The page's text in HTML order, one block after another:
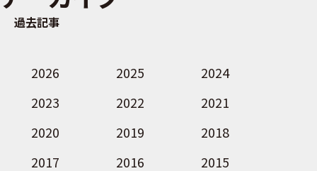
過去記事
2026 2025
2024
2023
2022
2021
2020
2019
2018
2017
2016
2015